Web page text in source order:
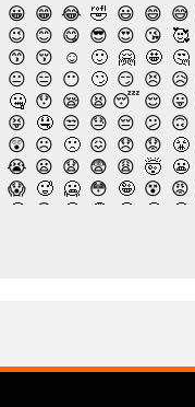
😀 😁 😂 🤣 😃 😄 😅
😉 😊 😋 😎 😍 😘 🥰
😙 😚 ☺️ 🙂 🤗 🤩 🤔
😐 😑 😶 🙄 😏 😣 😥
🤐 😯 😪 😫 😴 😌 😛
😝 🤤 😒 😓 😔 😕 🙃
😲 ☹️ 🙁 😖 😞 😟 😤
😭 😦 😧 😨 😩 🤯 😬
😱 🥵 🥶 😳 🤪 😵 😡
🤬
😷 🤒 🤕 🤢 🤮 🤧